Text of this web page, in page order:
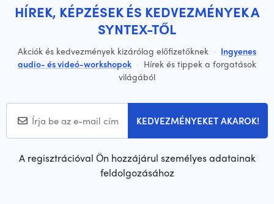
HÍREK, KÉPZÉSEK ÉS KEDVEZMÉNYEK A
SYNTEX-TŐL
Akciók és kedvezmények kizárólag előfizetőknek · Ingyenes
audio- és videó-workshopok · Hírek és tippek a forgatások
világából
KEDVEZMÉNYEKET AKAROK!
A regisztrációval Ön hozzájárul személyes adatainak
feldolgozásához